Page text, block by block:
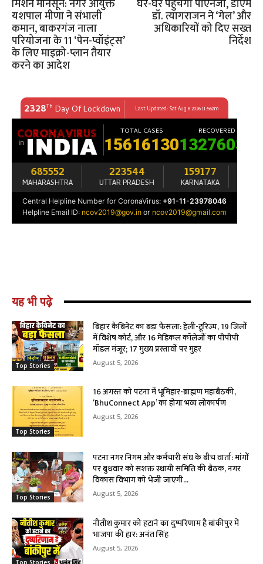
मिशन मॉनसून: नगर आयुक्त
यशपाल मीणा ने संभाली
कमान, बाकरगंज नाला
परियोजना के 11 ‘पेन-प्वॉइंट्स’
के लिए माइक्रो-प्लान तैयार
करने का आदेश
घर-घर पहुँचेगी पीएनजी, डीएम
डॉ. त्यागराजन ने ‘गेल’ और
अधिकारियों को दिए सख्त
निर्देश​
यह भी पढ़े
Top Stories
बिहार कैबिनेट का बड़ा फैसला: हेली-टूरिज्म, 19 जिलों
में विशेष कोर्ट, और 16 मेडिकल कॉलेजों का पीपीपी
मॉडल मंजूर; 17 मुख्य प्रस्तावों पर मुहर
August 5, 2026
Top Stories
16 अगस्त को पटना में भूमिहार-ब्राह्मण महाबैठकी,
‘BhuConnect App’ का होगा भव्य लोकार्पण
August 5, 2026
Top Stories
पटना नगर निगम और कर्मचारी संघ के बीच वार्ता: मांगों
पर बुधवार को सशक्त स्थायी समिति की बैठक, नगर
विकास विभाग को भेजी जाएगी...
August 5, 2026
नीतीश कुमार को हटाने का दुष्परिणाम है बांकीपुर में
भाजपा की हार: अनंत सिंह
August 5, 2026